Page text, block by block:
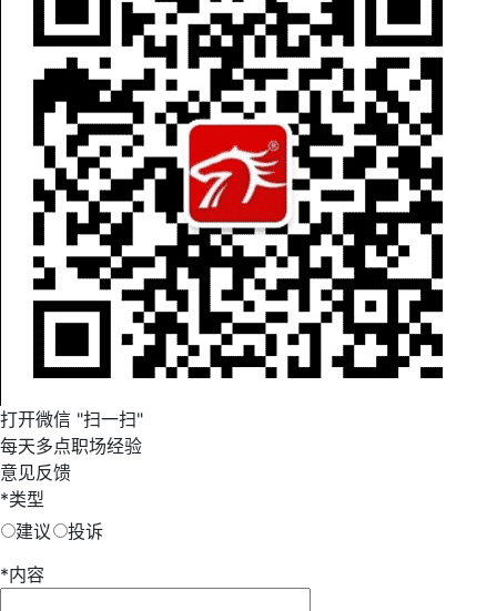
打开微信 "扫一扫"
每天多点职场经验
意见反馈
*类型
建议
投诉
*内容